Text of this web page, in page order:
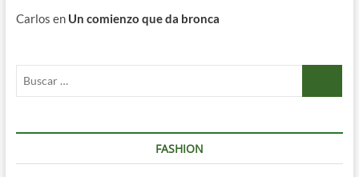
Carlos en Un comienzo que da bronca
FASHION